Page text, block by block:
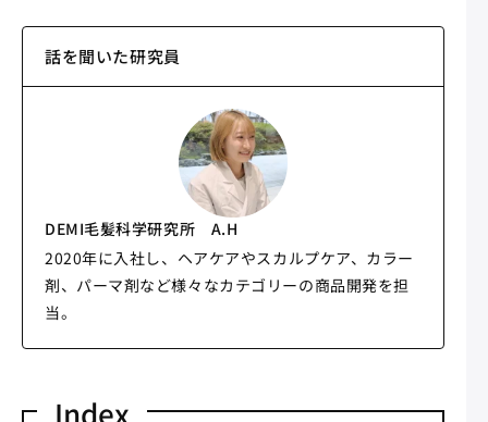
話を聞いた研究員
DEMI毛髪科学研究所 A.H
2020年に入社し、ヘアケアやスカルプケア、カラー
剤、パーマ剤など様々なカテゴリーの商品開発を担
当。​